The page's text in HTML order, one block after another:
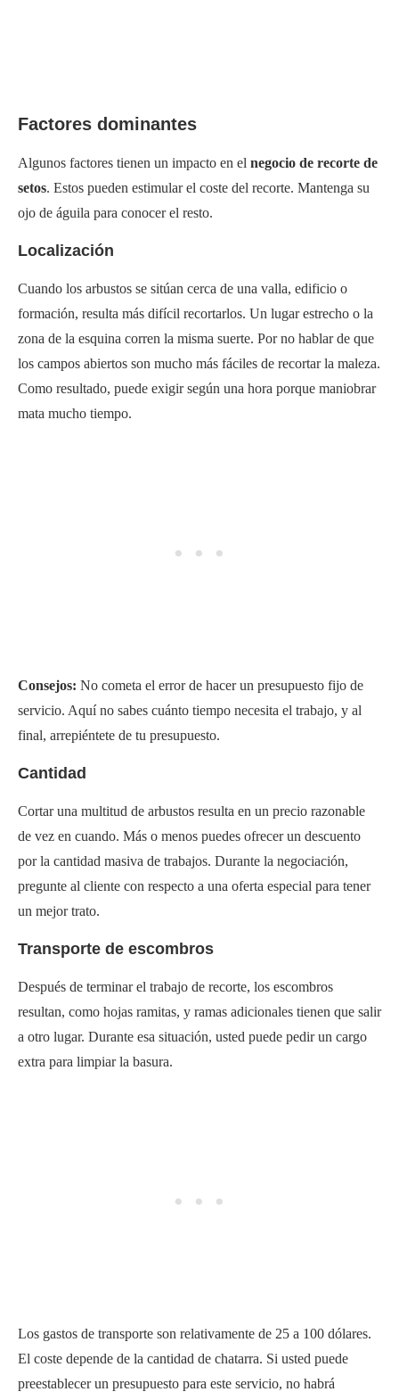
Factores dominantes
Algunos factores tienen un impacto en el negocio de recorte de
setos. Estos pueden estimular el coste del recorte. Mantenga su
ojo de águila para conocer el resto.
Localización
Cuando los arbustos se sitúan cerca de una valla, edificio o
formación, resulta más difícil recortarlos. Un lugar estrecho o la
zona de la esquina corren la misma suerte. Por no hablar de que
los campos abiertos son mucho más fáciles de recortar la maleza.
Como resultado, puede exigir según una hora porque maniobrar
mata mucho tiempo.
Consejos: No cometa el error de hacer un presupuesto fijo de
servicio. Aquí no sabes cuánto tiempo necesita el trabajo, y al
final, arrepiéntete de tu presupuesto.
Cantidad
Cortar una multitud de arbustos resulta en un precio razonable
de vez en cuando. Más o menos puedes ofrecer un descuento
por la cantidad masiva de trabajos. Durante la negociación,
pregunte al cliente con respecto a una oferta especial para tener
un mejor trato.
Transporte de escombros
Después de terminar el trabajo de recorte, los escombros
resultan, como hojas ramitas, y ramas adicionales tienen que salir
a otro lugar. Durante esa situación, usted puede pedir un cargo
extra para limpiar la basura.
Los gastos de transporte son relativamente de 25 a 100 dólares.
El coste depende de la cantidad de chatarra. Si usted puede
preestablecer un presupuesto para este servicio, no habrá